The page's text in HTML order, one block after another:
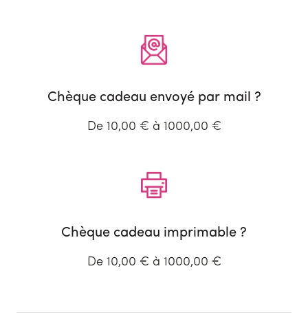
Chèque cadeau envoyé par mail ?
De 10,00 € à 1000,00 €
Chèque cadeau imprimable ?
De 10,00 € à 1000,00 €